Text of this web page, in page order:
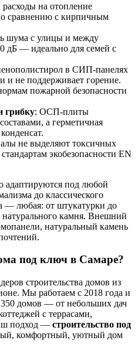
расходы на отопление
сравнению с кирпичным
шума с улицы и между
дБ — идеально для семей с
в СИП-панелях
и не поддерживает горение.
пожарной безопасности
грибку: ОСП-плиты
а герметичная
не выделяют токсичных
экобезопасности EN
под любой
до классического
— любая: от штукатурки до
натурального камня. Внешний
натуральный камень
под ключ в Самаре?
строительства домов из
Мы работаем с 2018 года и
350 домов — от небольших дач
с террасами,
подход — строительство под
комфортный, уютный дом